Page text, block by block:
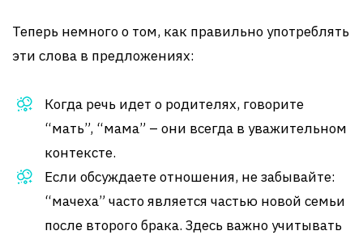
Теперь немного о том, как правильно употреблять
эти слова в предложениях:
Когда речь идет о родителях, говорите
“мать”, “мама” – они всегда в уважительном
контексте.
Если обсуждаете отношения, не забывайте:
“мачеха” часто является частью новой семьи
после второго брака. Здесь важно учитывать